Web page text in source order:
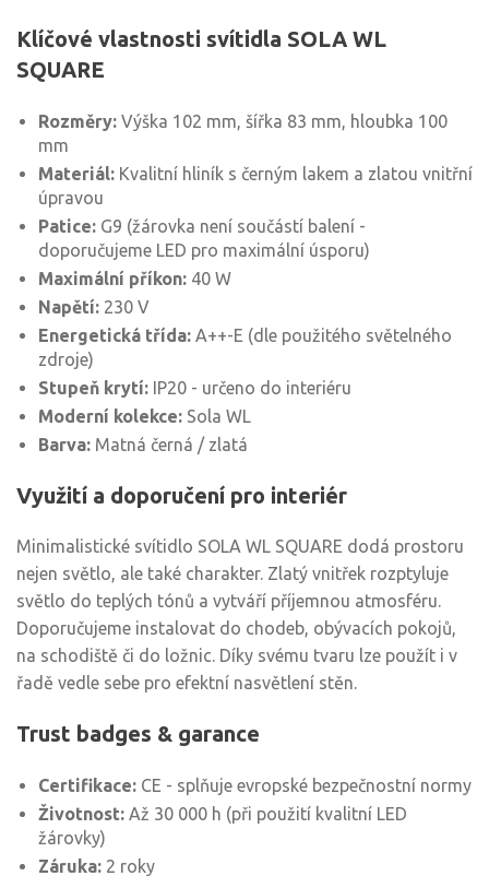
Klíčové vlastnosti svítidla SOLA WL
SQUARE
Rozměry: Výška 102 mm, šířka 83 mm, hloubka 100
mm
Materiál: Kvalitní hliník s černým lakem a zlatou vnitřní
úpravou
Patice: G9 (žárovka není součástí balení -
doporučujeme LED pro maximální úsporu)
Maximální příkon: 40 W
Napětí: 230 V
Energetická třída: A++-E (dle použitého světelného
zdroje)
Stupeň krytí: IP20 - určeno do interiéru
Moderní kolekce: Sola WL
Barva: Matná černá / zlatá
Využití a doporučení pro interiér
Minimalistické svítidlo SOLA WL SQUARE dodá prostoru
nejen světlo, ale také charakter. Zlatý vnitřek rozptyluje
světlo do teplých tónů a vytváří příjemnou atmosféru.
Doporučujeme instalovat do chodeb, obývacích pokojů,
na schodiště či do ložnic. Díky svému tvaru lze použít i v
řadě vedle sebe pro efektní nasvětlení stěn.
Trust badges & garance
Certifikace: CE - splňuje evropské bezpečnostní normy
Životnost: Až 30 000 h (při použití kvalitní LED
žárovky)
Záruka: 2 roky